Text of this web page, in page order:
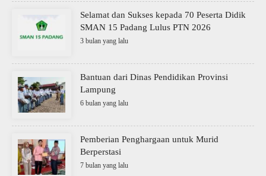
Selamat dan Sukses kepada 70 Peserta Didik
SMAN 15 Padang Lulus PTN 2026
3 bulan yang lalu
Bantuan dari Dinas Pendidikan Provinsi
Lampung
6 bulan yang lalu
Pemberian Penghargaan untuk Murid
Berperstasi
7 bulan yang lalu